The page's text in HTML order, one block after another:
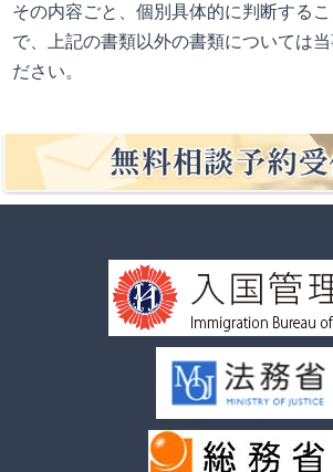
その内容ごと、個別具体的に判断する
で、上記の書類以外の書類については当
ださい。